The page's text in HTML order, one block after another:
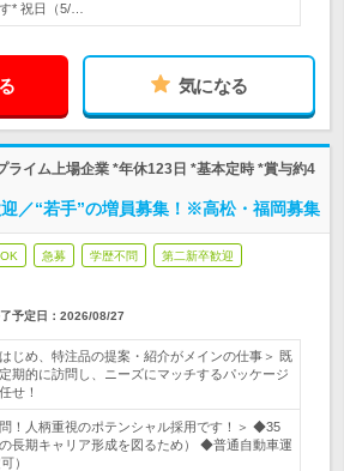
* 祝日（5/…
気になる
ライム上場企業 *年休123日 *基本定時 *賞与約4
／“若手”の増員募集！※高松・福岡募集
急募 学歴不問 第二新卒歓迎
予定日： 2026/08/27
じめ、特注品の提案・紹介がメインの仕事＞ 既
期的に訪問し、ニーズにマッチするパッケージ
せ！
！人柄重視のポテンシャル採用です！＞ ◆35
長期キャリア形成を図るため） ◆普通自動車運
）